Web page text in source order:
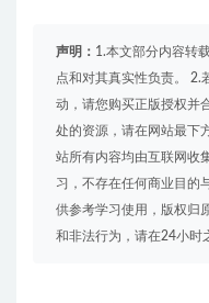
声明： 1.本文部分内容转
点和对其真实性负责。 2.
动，请您购买正版授权并
处的资源，请在网站最下
站所有内容均由互联网收
习，不存在任何商业目的
供参考学习使用，版权归
和非法行为，请在24小时